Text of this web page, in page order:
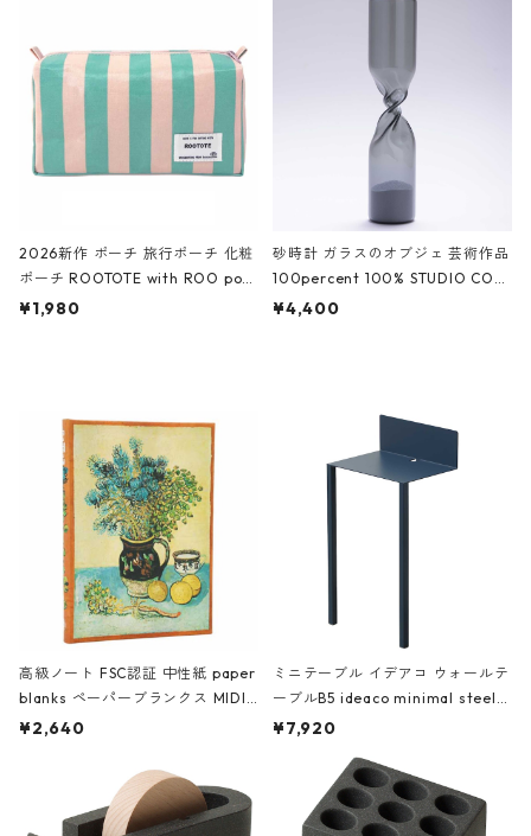
ーガンディー、オフホワイト
2026新作 ポーチ 旅行ポーチ 化粧
ポーチ ROOTOTE with ROO pou
ch 3532 ルートート WR.ポーチ.ラ
¥1,980
砂時計 ガラスのオブジェ 芸術作品
100percent 100% STUDIO COH
AKU Timeless 100パーセント ス
¥4,400
高級ノート FSC認証 中性紙 paper
blanks ペーパーブランクス MIDI
ハードカバー 罫線 ヴァン・ゴッホ
¥2,640
ミニテーブル イデアコ ウォールテ
ーブルB5 ideaco minimal steel f
urniture WALL Table B5 ネイビー
¥7,920